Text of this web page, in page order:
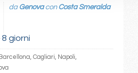
8 giorni
da Genovacon Costa Smeralda
Cagliari, Napoli,